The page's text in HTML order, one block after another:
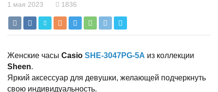
1 мая 2023 1836
Женские часы Casio SHE-3047PG-5A из коллекции
Sheen.
Яркий аксессуар для девушки, желающей подчеркнуть
свою индивидуальность.